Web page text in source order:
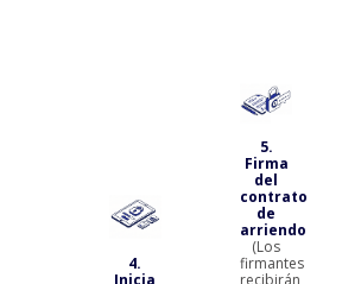
4.
Inicia
5.
Firma
del
contrato
de
arriendo
(Los
firmantes
recibirán